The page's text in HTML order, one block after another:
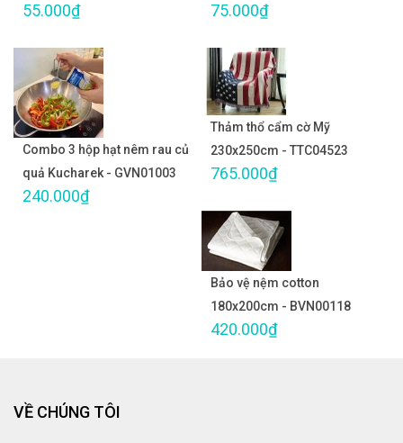
55.000₫ 75.000₫
Combo 3 hộp hạt nêm rau củ
quả Kucharek - GVN01003
240.000₫
Thảm thổ cẩm cờ Mỹ
230x250cm - TTC04523
765.000₫
Bảo vệ nệm cotton
180x200cm - BVN00118
420.000₫
VỀ CHÚNG TÔI